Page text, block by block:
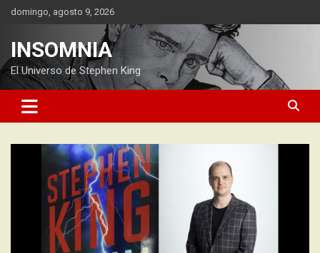
Saltardomingo, agosto 9, 2026
INSOMNIA
El Universo de Stephen King